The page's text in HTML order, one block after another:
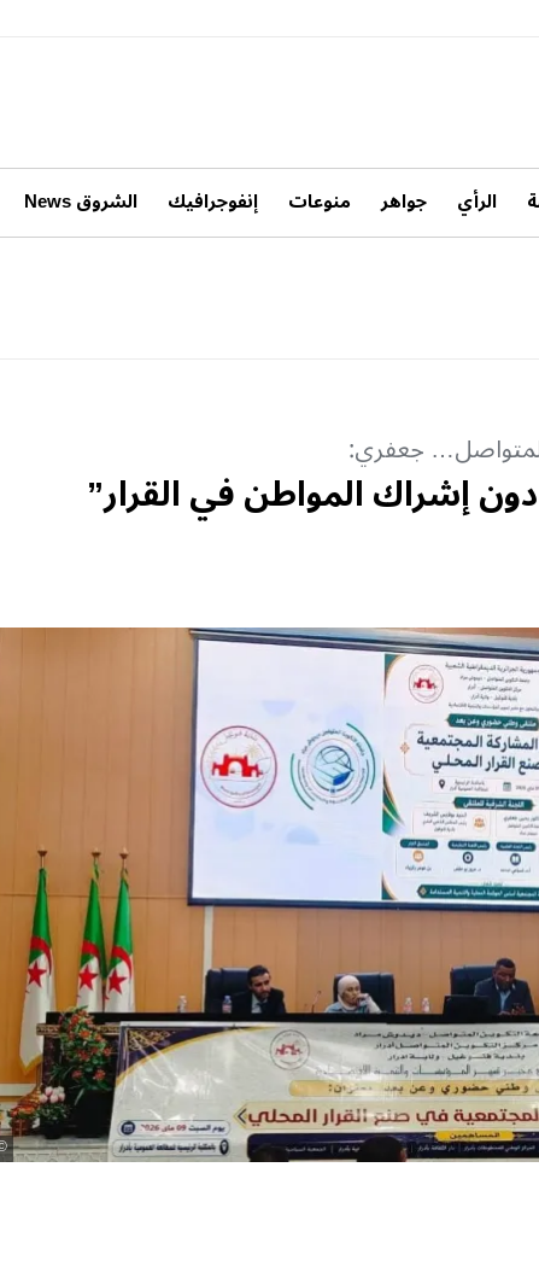
الرأي جواهر منوعات إنفوجرافيك الشروق News
جعفري:
إشراك المواطن في القرار”